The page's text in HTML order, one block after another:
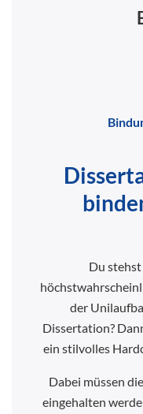
Du
der
Dissertation?
ein stilvolles
Dabei müssen
eingehalten